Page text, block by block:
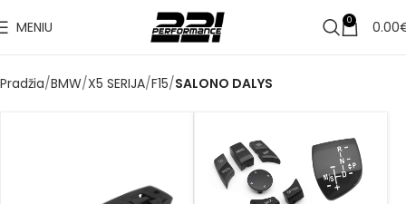
MENIU 0 0.00
Pradžia BMW X5 SERIJA F15 SALONO DALYS